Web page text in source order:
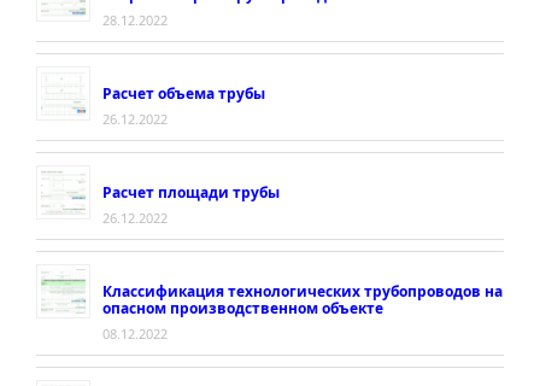
28.12.2022
Расчет объема трубы
26.12.2022
Расчет площади трубы
26.12.2022
Классификация технологических трубопроводов на
опасном производственном объекте
08.12.2022